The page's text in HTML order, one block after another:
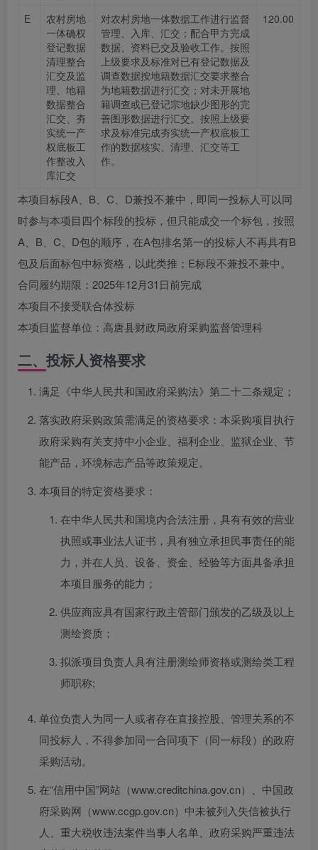
E
农村房地
一体确权
登记数据
清理整合
汇交及监
理、地籍
数据整合
汇交、夯
实统一产
权底板工
作整改入
库汇交
对农村房地一体数据工作进行监督
管理、入库、汇交；配合甲方完成
数据、资料已交及验收工作。按照
上级要求及标准对已有登记数据及
调查数据按地籍数据汇交要求整合
为地籍数据进行汇交；对未开展地
籍调查或已登记宗地缺少图形的完
善图形数据进行汇交。按照上级要
求及标准完成夯实统一产权底板工
作的数据核实、清理、汇交等工
作。
120.00
本项目标段A、B、C、D兼投不兼中，即同一投标人可以同
时参与本项目四个标段的投标，但只能成交一个标包，按照
A、B、C、D包的顺序，在A包排名第一的投标人不再具有B
包及后面标包中标资格，以此类推；E标段不兼投不兼中。
合同履约期限：2025年12月31日前完成
本项目不接受联合体投标
本项目监督单位：高唐县财政局政府采购监督管理科
二、投标人资格要求
满足《中华人民共和国政府采购法》第二十二条规定；
落实政府采购政策需满足的资格要求：本采购项目执行
政府采购有关支持中小企业、福利企业、监狱企业、节
能产品，环境标志产品等政策规定。
本项目的特定资格要求：
在中华人民共和国境内合法注册，具有有效的营业
执照或事业法人证书，具有独立承担民事责任的能
力，并在人员、设备、资金、经验等方面具备承担
本项目服务的能力；
供应商应具有国家行政主管部门颁发的乙级及以上
测绘资质；
拟派项目负责人具有注册测绘师资格或测绘类工程
师职称;
单位负责人为同一人或者存在直接控股、管理关系的不
同投标人，不得参加同一合同项下（同一标段）的政府
采购活动。
在“信用中国”网站（www.creditchina.gov.cn）、中国政
府采购网（www.ccgp.gov.cn）中未被列入失信被执行
人、重大税收违法案件当事人名单、政府采购严重违法